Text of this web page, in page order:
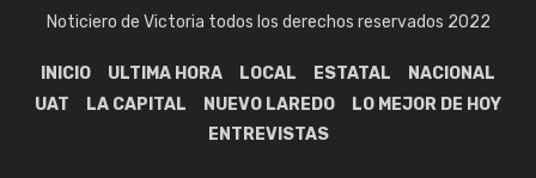
Noticiero de Victoria todos los derechos reservados 2022
INICIO ULTIMA HORA LOCAL ESTATAL
NACIONAL
UAT
LA CAPITAL NUEVO LAREDO
LO MEJOR DE HOY
ENTREVISTAS